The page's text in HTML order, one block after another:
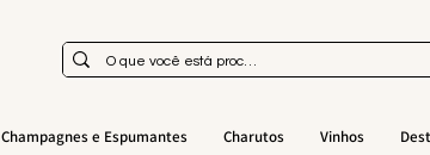
Champagnes e Espumantes Charutos Vinhos